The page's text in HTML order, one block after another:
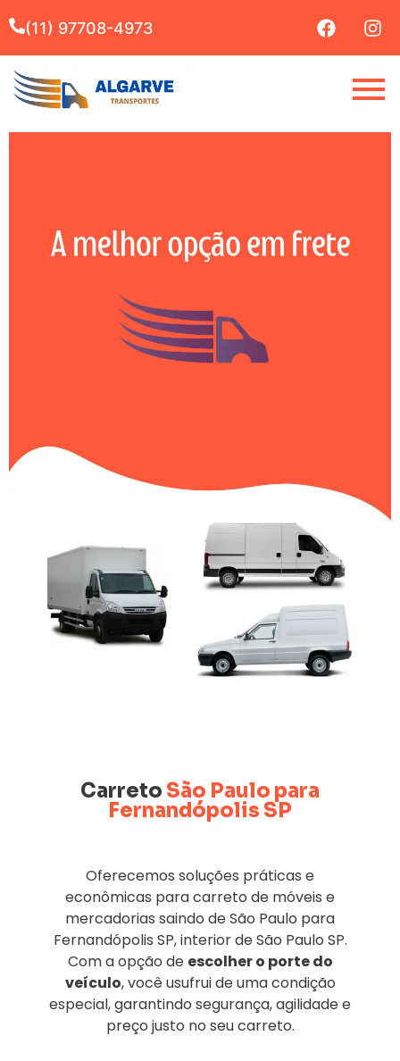
(11) 97708-4973
Carreto São Paulo para
Fernandópolis SP
Oferecemos soluções práticas e
econômicas para carreto de móveis e
mercadorias saindo de São Paulo para
Fernandópolis SP, interior de São Paulo SP.
Com a opção de escolher o porte do
veículo, você usufrui de uma condição
especial, garantindo segurança, agilidade e
preço justo no seu carreto.